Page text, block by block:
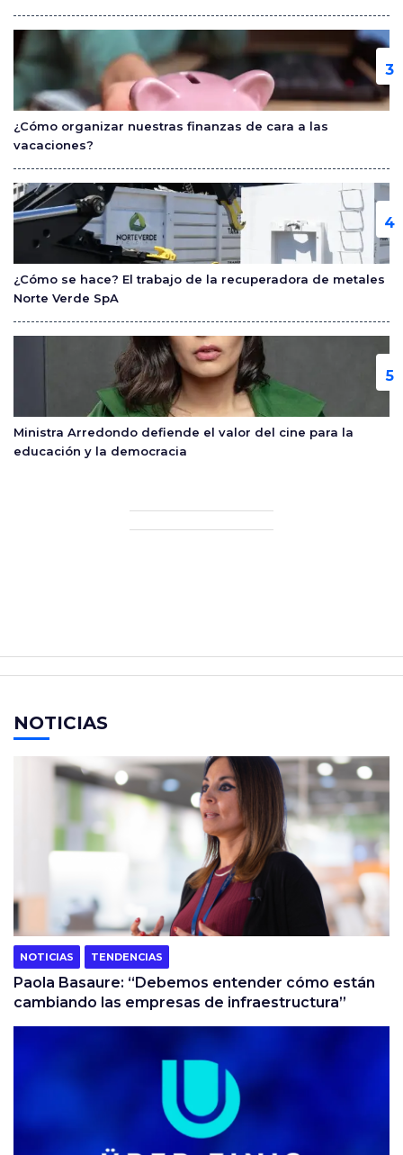
¿Cómo organizar nuestras finanzas de cara a las
vacaciones?
¿Cómo se hace? El trabajo de la recuperadora de metales
Norte Verde SpA
Ministra Arredondo defiende el valor del cine para la
educación y la democracia
NOTICIAS
NOTICIAS TENDENCIAS
Paola Basaure: “Debemos entender cómo están
cambiando las empresas de infraestructura”